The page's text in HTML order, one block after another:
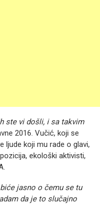
ste vi došli, i sa takvim
2016. Vučić, koji se
ljude koji mu rade o glavi,
ekološki aktivisti,
jasno o čemu se tu
da je to slučajno